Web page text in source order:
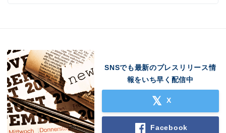
SNSでも最新のプレスリリース情
報をいち早く配信中
X
Facebook